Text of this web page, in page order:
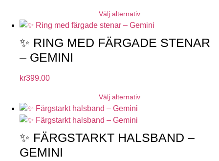
Välj alternativ
✨ RING MED FÄRGADE STENAR
– GEMINI
kr399.00
Välj alternativ
✨ FÄRGSTARKT HALSBAND –
GEMINI